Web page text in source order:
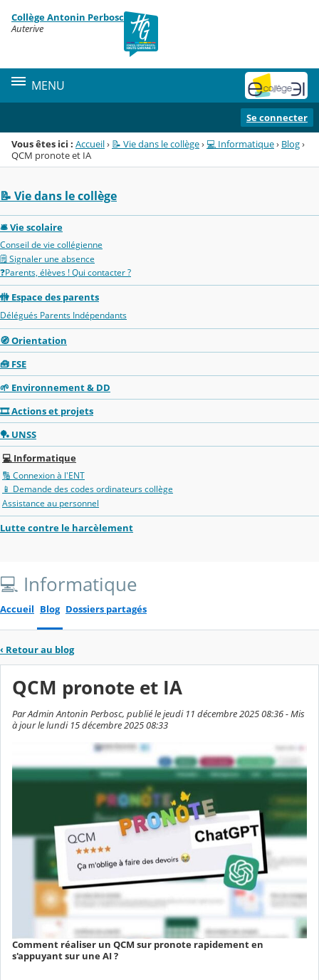
Menu de la rubrique
Contenu
Collège Antonin Perbosc
Auterive
MENU
Se connecter
Vous êtes ici : Accueil› 📝 Vie dans le collège› 💻 Informatique› Blog›
QCM pronote et IA
📝 Vie dans le collège
🛎️ Vie scolaire
Conseil de vie collégienne
🗒️ Signaler une absence
❓Parents, élèves ! Qui contacter ?
🚻 Espace des parents
Délégués Parents Indépendants
🧭 Orientation
🧰 FSE
🌱 Environnement & DD
🎞️ Actions et projets
🏓 UNSS
💻 Informatique
🔢 Connexion à l'ENT
📱 Demande des codes ordinateurs collège
Assistance au personnel
Lutte contre le harcèlement
💻 Informatique
Accueil Blog Dossiers partagés
‹ Retour au blog
QCM pronote et IA
Par Admin Antonin Perbosc, publié le jeudi 11 décembre 2025 08:36 - Mis
à jour le lundi 15 décembre 2025 08:33
Comment réaliser un QCM sur pronote rapidement en
s'appuyant sur une AI ?